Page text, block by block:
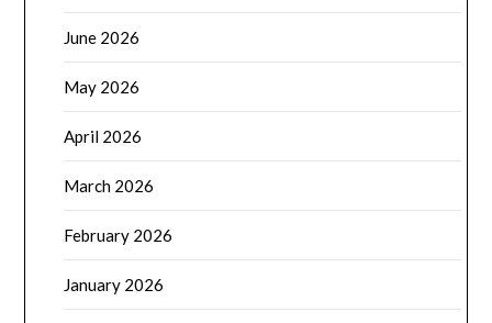
June 2026
May 2026
April 2026
March 2026
February 2026
January 2026